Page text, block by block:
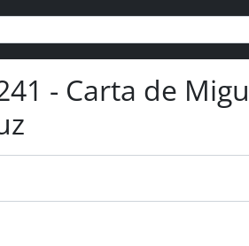
- Carta de